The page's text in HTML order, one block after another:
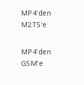
MP4'den
M2TS'e
MP4'den
GSM'e